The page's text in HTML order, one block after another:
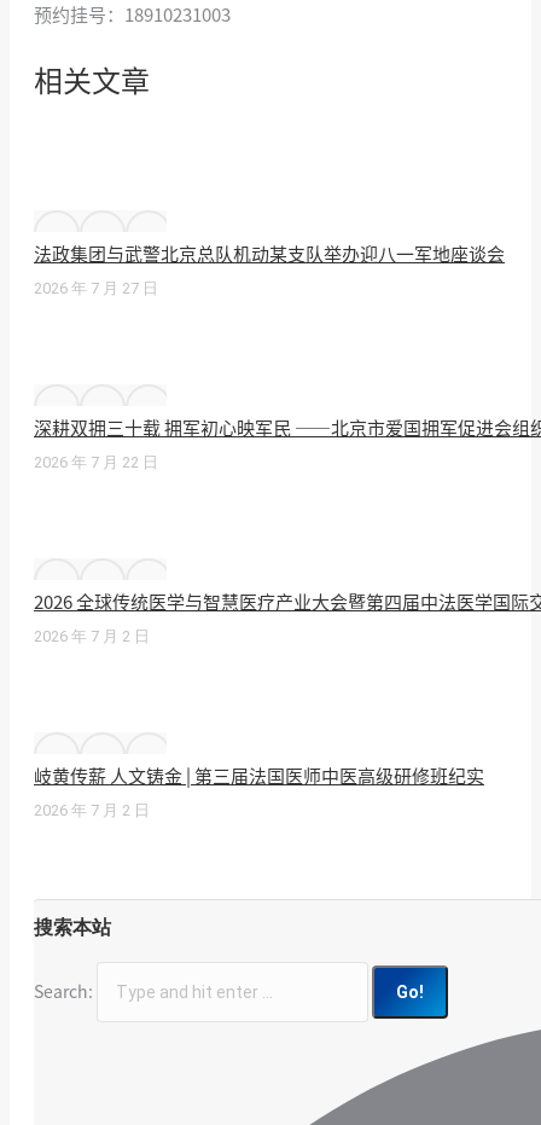
预约挂号：18910231003
相关文章
法政集团与武警北京总队机动某支队举办迎八一军地座谈会
2026 年 7 月 27 日
深耕双拥三十载 拥军初心映军民 ——北京市爱国拥军促进会组
2026 年 7 月 22 日
2026 全球传统医学与智慧医疗产业大会暨第四届中法医学国际
2026 年 7 月 2 日
岐黄传薪 人文铸金 | 第三届法国医师中医高级研修班纪实
2026 年 7 月 2 日
搜索本站
Search: